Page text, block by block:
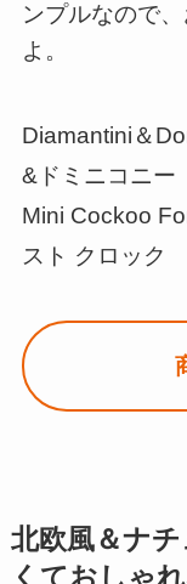
ンプルなので
よ。
Diamantini＆
&ドミニコニー
Mini Cockoo
スト クロック
北欧風＆ナ
くておしゃ